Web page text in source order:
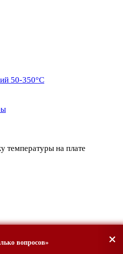
50-350°С
температуры на плате
вопросов»